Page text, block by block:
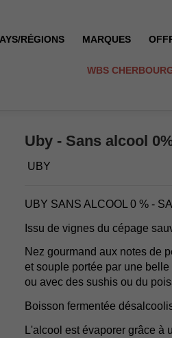
RÉGIONS MARQUES
WBS
Uby - Sans alcool
UBY
UBY SANS ALCOOL 0 % -
Issu de vignes du cépage
Nez gourmand aux notes de
et souple portée par une
ou avec des sushis ou du
Boisson fermentée
L'alcool est évaporer grâce